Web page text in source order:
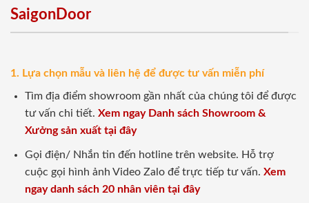
SaigonDoor
1. Lựa chọn mẫu và liên hệ để được tư vấn miễn phí
Tìm địa điểm showroom gần nhất của chúng tôi để được
tư vấn chi tiết. Xem ngay Danh sách Showroom &
Xưởng sản xuất tại đây
Gọi điện/ Nhắn tin đến hotline trên website. Hỗ trợ
cuộc gọi hình ảnh Video Zalo để trực tiếp tư vấn. Xem
ngay danh sách 20 nhân viên tại đây